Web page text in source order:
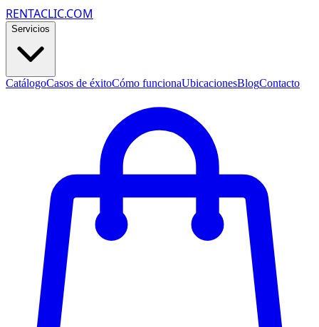
RENTACLIC.COM
Servicios
CatálogoCasos de éxitoCómo funcionaUbicacionesBlogContacto